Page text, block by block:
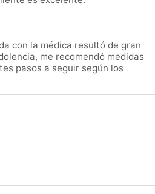
con la médica resultó de gran
me recomendó medidas
pasos a seguir según los